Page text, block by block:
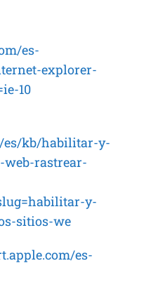
es-
explorer-
10
es/kb/habilitar-y-
rastrear-
y-
sitios-we
es-